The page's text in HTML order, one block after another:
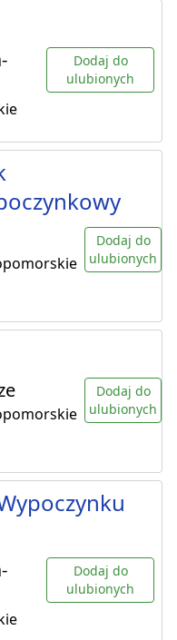
Dodaj do
ulubionych
Dodaj do
ulubionych
Dodaj do
ulubionych
Dodaj do
ulubionych